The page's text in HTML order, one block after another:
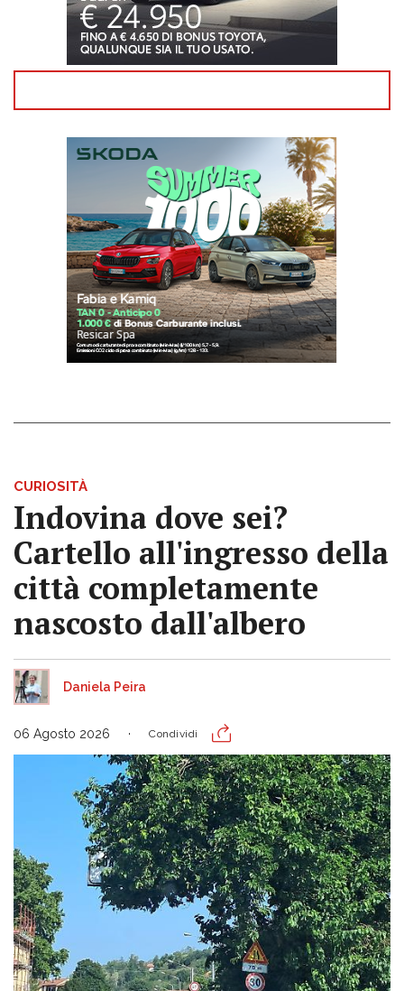
CURIOSITÀ
Indovina dove sei?
Cartello all'ingresso della
città completamente
nascosto dall'albero
Daniela Peira
06 Agosto 2026 Condividi